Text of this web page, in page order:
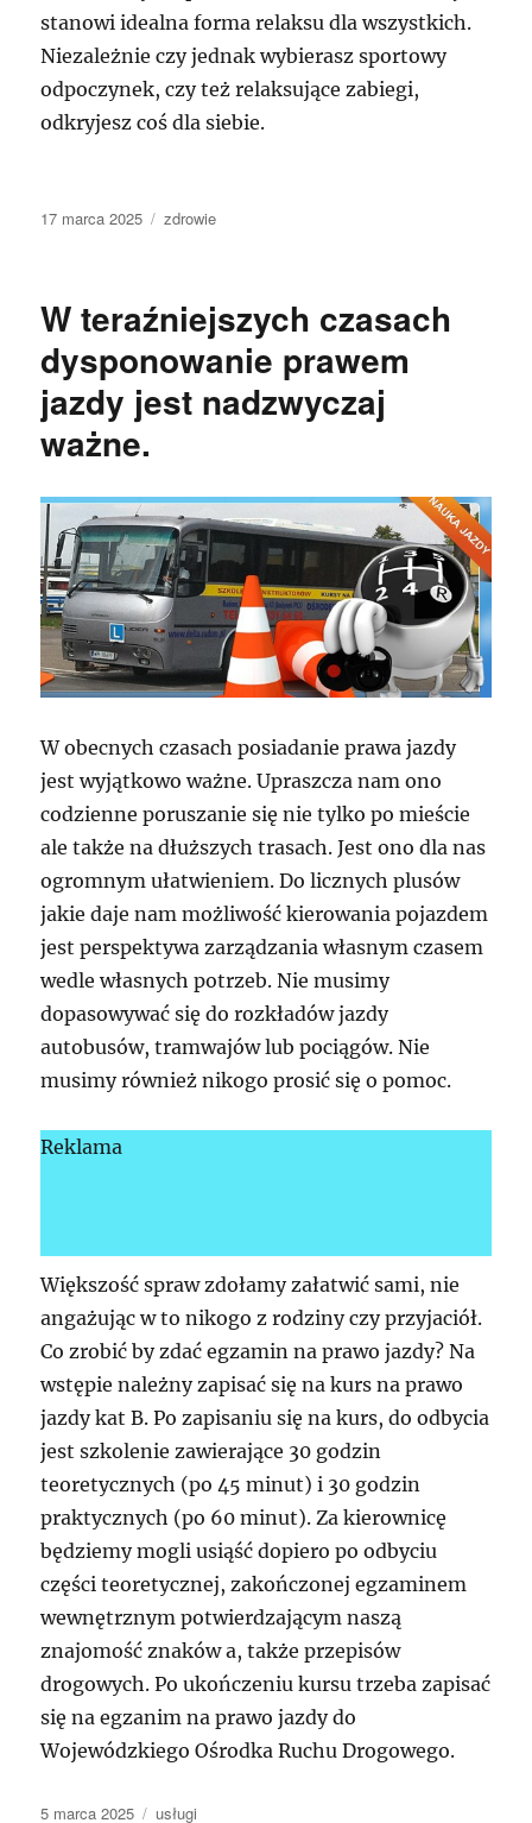
stanowi idealna forma relaksu dla wszystkich.
Niezależnie czy jednak wybierasz sportowy
odpoczynek, czy też relaksujące zabiegi,
odkryjesz coś dla siebie.
Data
17 marca 2025 Kategorie
zdrowie
W teraźniejszych czasach
dysponowanie prawem
jazdy jest nadzwyczaj
ważne.
W obecnych czasach posiadanie prawa jazdy
jest wyjątkowo ważne. Upraszcza nam ono
codzienne poruszanie się nie tylko po mieście
ale także na dłuższych trasach. Jest ono dla nas
ogromnym ułatwieniem. Do licznych plusów
jakie daje nam możliwość kierowania pojazdem
jest perspektywa zarządzania własnym czasem
wedle własnych potrzeb. Nie musimy
dopasowywać się do rozkładów jazdy
autobusów, tramwajów lub pociągów. Nie
musimy również nikogo prosić się o pomoc.
Reklama
Większość spraw zdołamy załatwić sami, nie
angażując w to nikogo z rodziny czy przyjaciół.
Co zrobić by zdać egzamin na prawo jazdy? Na
wstępie należny zapisać się na kurs na prawo
jazdy kat B. Po zapisaniu się na kurs, do odbycia
jest szkolenie zawierające 30 godzin
teoretycznych (po 45 minut) i 30 godzin
praktycznych (po 60 minut). Za kierownicę
będziemy mogli usiąść dopiero po odbyciu
części teoretycznej, zakończonej egzaminem
wewnętrznym potwierdzającym naszą
znajomość znaków a, także przepisów
drogowych. Po ukończeniu kursu trzeba zapisać
się na egzanim na prawo jazdy do
Wojewódzkiego Ośrodka Ruchu Drogowego.
Data
5 marca 2025 Kategorie
usługi